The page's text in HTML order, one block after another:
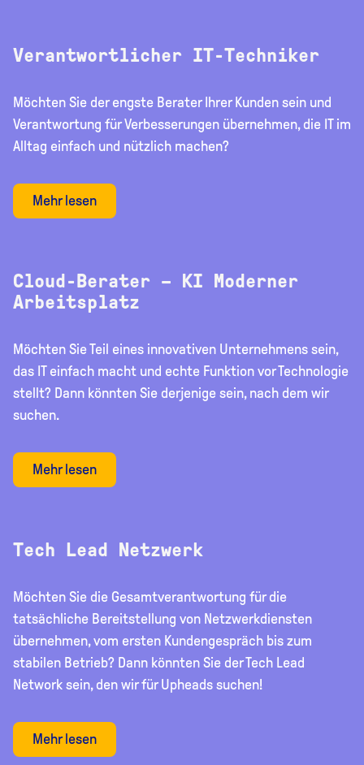
Verantwortlicher IT-Techniker
Möchten Sie der engste Berater Ihrer Kunden sein und
Verantwortung für Verbesserungen übernehmen, die IT im
Alltag einfach und nützlich machen?
Mehr lesen
Cloud-Berater – KI Moderner
Arbeitsplatz
Möchten Sie Teil eines innovativen Unternehmens sein,
das IT einfach macht und echte Funktion vor Technologie
stellt? Dann könnten Sie derjenige sein, nach dem wir
suchen.
Mehr lesen
Tech Lead Netzwerk
Möchten Sie die Gesamtverantwortung für die
tatsächliche Bereitstellung von Netzwerkdiensten
übernehmen, vom ersten Kundengespräch bis zum
stabilen Betrieb? Dann könnten Sie der Tech Lead
Network sein, den wir für Upheads suchen!
Mehr lesen